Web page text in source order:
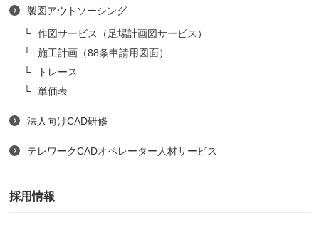
製図アウトソーシング
作図サービス（足場計画図サービス）
施工計画（88条申請用図面）
トレース
単価表
法人向けCAD研修
テレワークCADオペレーター人材サービス
採用情報